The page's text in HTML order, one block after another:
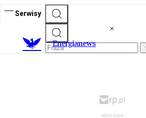
Serwisy
Energianews